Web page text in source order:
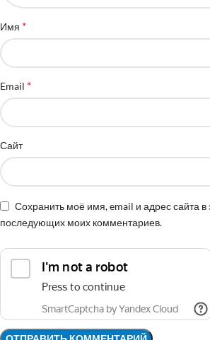
Имя *
Email *
Сайт
Сохранить моё имя, email и адрес сайта в
последующих моих комментариев.